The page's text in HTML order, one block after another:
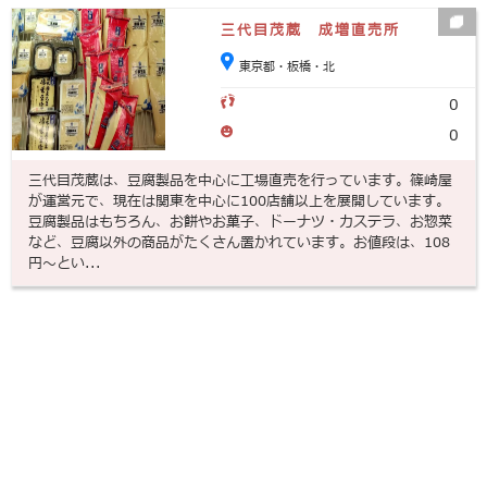
三代目茂蔵 成増直売所
東京都・板橋・北
0
0
三代目茂蔵は、豆腐製品を中心に工場直売を行っています。篠崎屋
が運営元で、現在は関東を中心に100店舗以上を展開しています。
豆腐製品はもちろん、お餅やお菓子、ドーナツ・カステラ、お惣菜
など、豆腐以外の商品がたくさん置かれています。お値段は、108
円～とい...